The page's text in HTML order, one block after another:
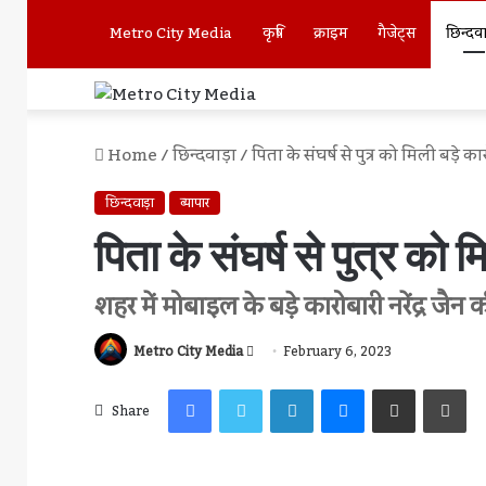
Metro City Media कृषि क्राइम गैजेट्स
Home/छिन्दवाड़ा/पिता के संघर्ष से पुत्र को मिली बड़े
छिन्दवाड़ा व्यापार
पिता के संघर्ष से पुत्र को
शहर में मोबाइल के बड़े कारोबारी नरेंद्र जैन
Metro City Media
Send
Email
February 6, 2023
Share
FacebookTwitterLinkedInMessenger
Share Via Email